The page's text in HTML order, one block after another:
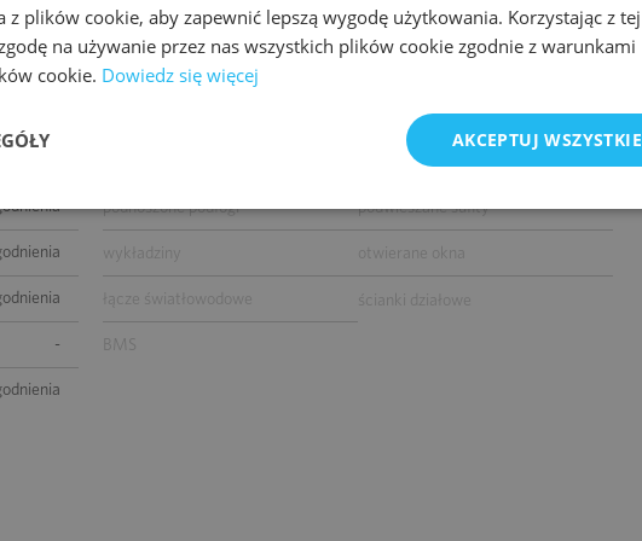
-
podwójne zasilanie kontrola dostępu
okablowanie telefoniczne
centrala telefoniczna
czujniki dymu i ciepła
podnoszone podłogi podwieszane sufity
wykładziny
łącze światłowodowe ścianki działowe
BMS
z plików cookie, aby zapewnić lepszą wygodę użytkowania. Korzystając z tej
na używanie przez nas wszystkich plików cookie zgodnie z warunkami
cookie. Dowiedz się więcej
AKCEPTUJ WSZYSTKIE